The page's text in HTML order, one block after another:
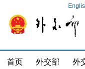
首页 外交部 外